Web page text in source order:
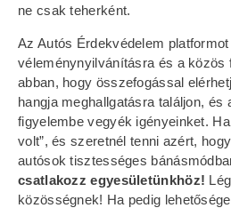
ne csak teherként.
Az Autós Érdekvédelem
véleménynyilvánításra és a közös
abban, hogy összefogással
hangja meghallgatásra találjon, és
figyelembe vegyék igényeinket.
volt”, és szeretnél tenni azért,
autósok tisztességes
csatlakozz egyesületünkhöz!
közösségnek! Ha pedig